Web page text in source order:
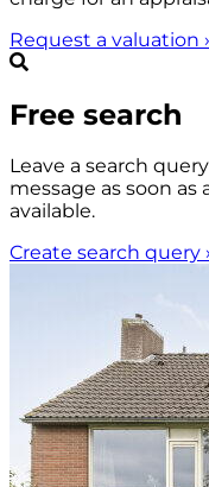
Request a valuation ›
Free search
Leave a search
message as soon
available.
Create search query ›